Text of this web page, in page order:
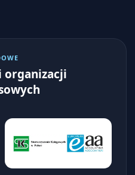
organizacji